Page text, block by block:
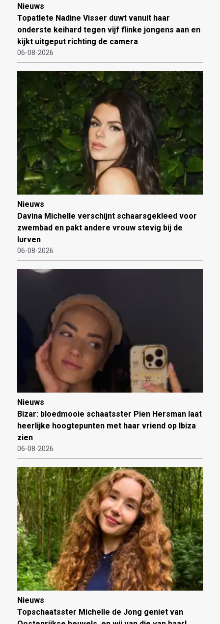
Nieuws
Topatlete Nadine Visser duwt vanuit haar
onderste keihard tegen vijf flinke jongens aan en
kijkt uitgeput richting de camera
06-08-2026
Nieuws
Davina Michelle verschijnt schaarsgekleed voor
zwembad en pakt andere vrouw stevig bij de
lurven
06-08-2026
Nieuws
Bizar: bloedmooie schaatsster Pien Hersman laat
heerlijke hoogtepunten met haar vriend op Ibiza
zien
06-08-2026
Nieuws
Topschaatsster Michelle de Jong geniet van